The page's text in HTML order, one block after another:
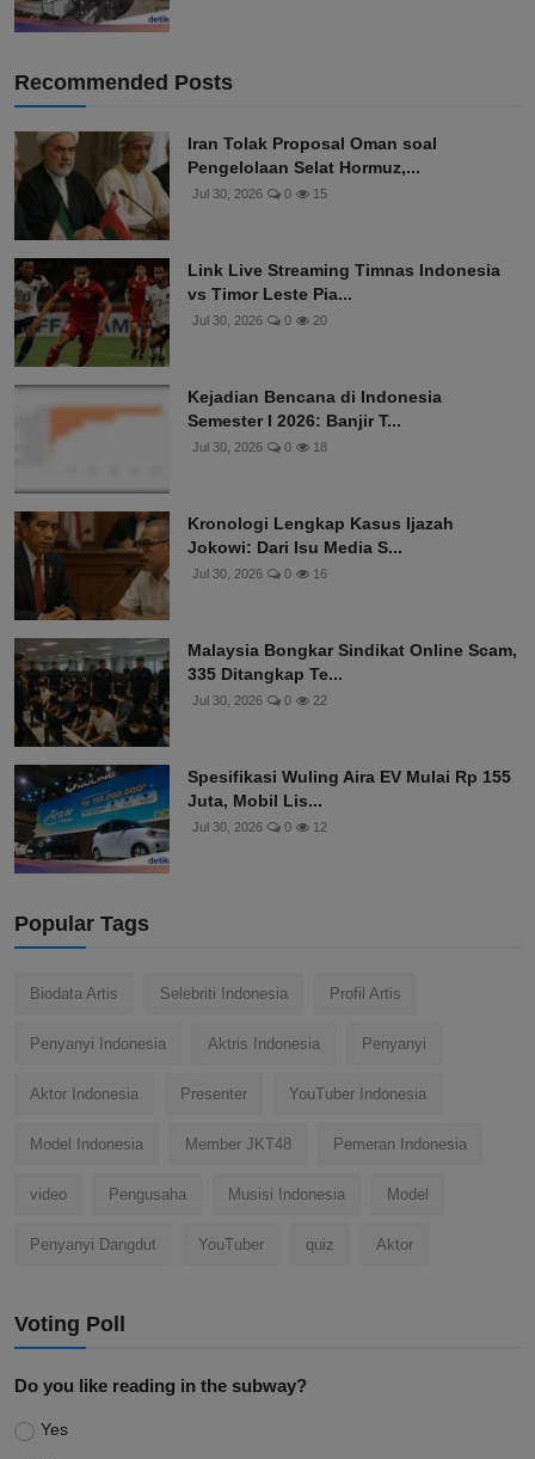
Recommended Posts
Iran Tolak Proposal Oman soal
Pengelolaan Selat Hormuz,...
Jul 30, 2026 0 15
Link Live Streaming Timnas Indonesia
vs Timor Leste Pia...
Jul 30, 2026 0 20
Kejadian Bencana di Indonesia
Semester I 2026: Banjir T...
Jul 30, 2026 0 18
Kronologi Lengkap Kasus Ijazah
Jokowi: Dari Isu Media S...
Jul 30, 2026 0 16
Malaysia Bongkar Sindikat Online Scam,
335 Ditangkap Te...
Jul 30, 2026 0 22
Spesifikasi Wuling Aira EV Mulai Rp 155
Juta, Mobil Lis...
Jul 30, 2026 0 12
Popular Tags
Biodata Artis Selebriti Indonesia Profil Artis
Penyanyi Indonesia Aktris Indonesia Penyanyi
Aktor Indonesia Presenter YouTuber Indonesia
Model Indonesia Member JKT48 Pemeran Indonesia
video Pengusaha Musisi Indonesia Model
Penyanyi Dangdut YouTuber quiz Aktor
Voting Poll
Do you like reading in the subway?
Yes